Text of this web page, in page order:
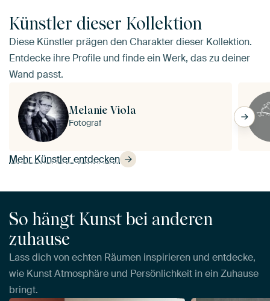
Künstler dieser Kollektion
Diese Künstler prägen den Charakter dieser Kollektion.
Entdecke ihre Profile und finde ein Werk, das zu deiner
Wand passt.
Mehr Künstler entdecken
Melanie Viola
Fotograf
So hängt Kunst bei anderen
zuhause
Lass dich von echten Räumen inspirieren und entdecke,
wie Kunst Atmosphäre und Persönlichkeit in ein Zuhause
bringt.